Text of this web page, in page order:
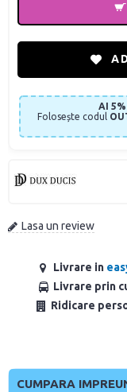
Lasa un review
Livrare in
Livrare prin
Ridicare
AI 5%
Folosește codul
CUMPARA